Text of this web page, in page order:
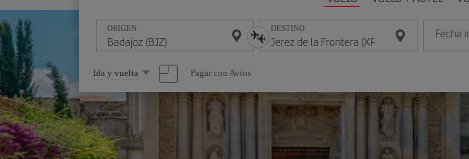
ORIGEN DESTINO Fecha
Introduce
Seleccione
una
opción
Ida y vuelta Pagar con Avios